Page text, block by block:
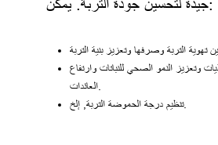
جيدة لتحسين جودة التربة. يمكن:
وتعزيز النمو الصحي للنباتات وارتفاع
تنظيم درجة الحموضة التربة, إلخ.